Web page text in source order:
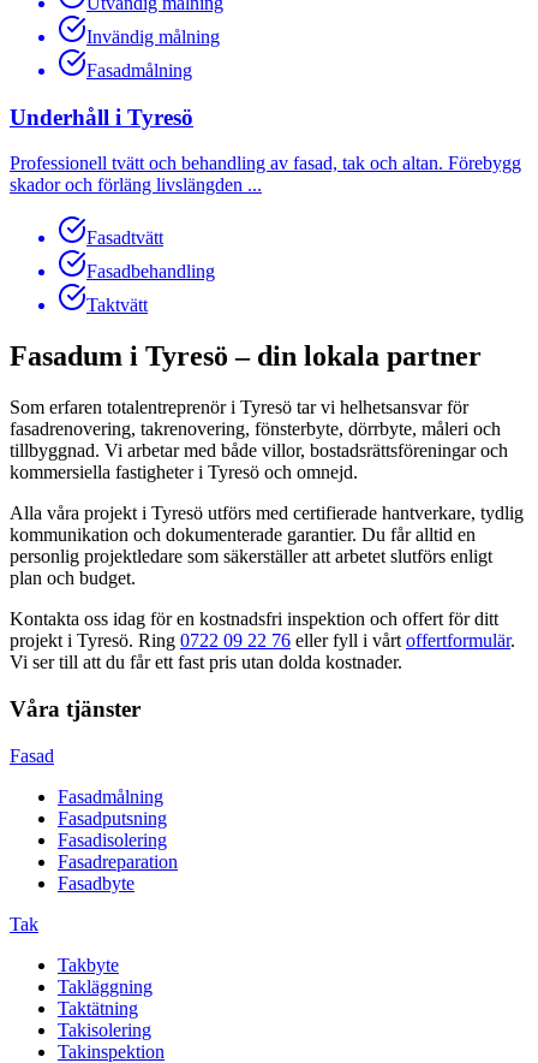
Invändig målning
Fasadmålning
Underhåll i Tyresö
Professionell tvätt och behandling av fasad, tak och altan. Förebygg
skador och förläng livslängden ...
Fasadtvätt
Fasadbehandling
Taktvätt
Fasadum i Tyresö – din lokala partner
Som erfaren totalentreprenör i Tyresö tar vi helhetsansvar för
fasadrenovering, takrenovering, fönsterbyte, dörrbyte, måleri och
tillbyggnad. Vi arbetar med både villor, bostadsrättsföreningar och
kommersiella fastigheter i Tyresö och omnejd.
Alla våra projekt i Tyresö utförs med certifierade hantverkare, tydlig
kommunikation och dokumenterade garantier. Du får alltid en
personlig projektledare som säkerställer att arbetet slutförs enligt
plan och budget.
Kontakta oss idag för en kostnadsfri inspektion och offert för ditt
projekt i Tyresö. Ring 0722 09 22 76 eller fyll i vårt offertformulär.
Vi ser till att du får ett fast pris utan dolda kostnader.
Våra tjänster
Fasad
Fasadmålning
Fasadputsning
Fasadisolering
Fasadreparation
Fasadbyte
Tak
Takbyte
Takläggning
Taktätning
Takisolering
Takinspektion